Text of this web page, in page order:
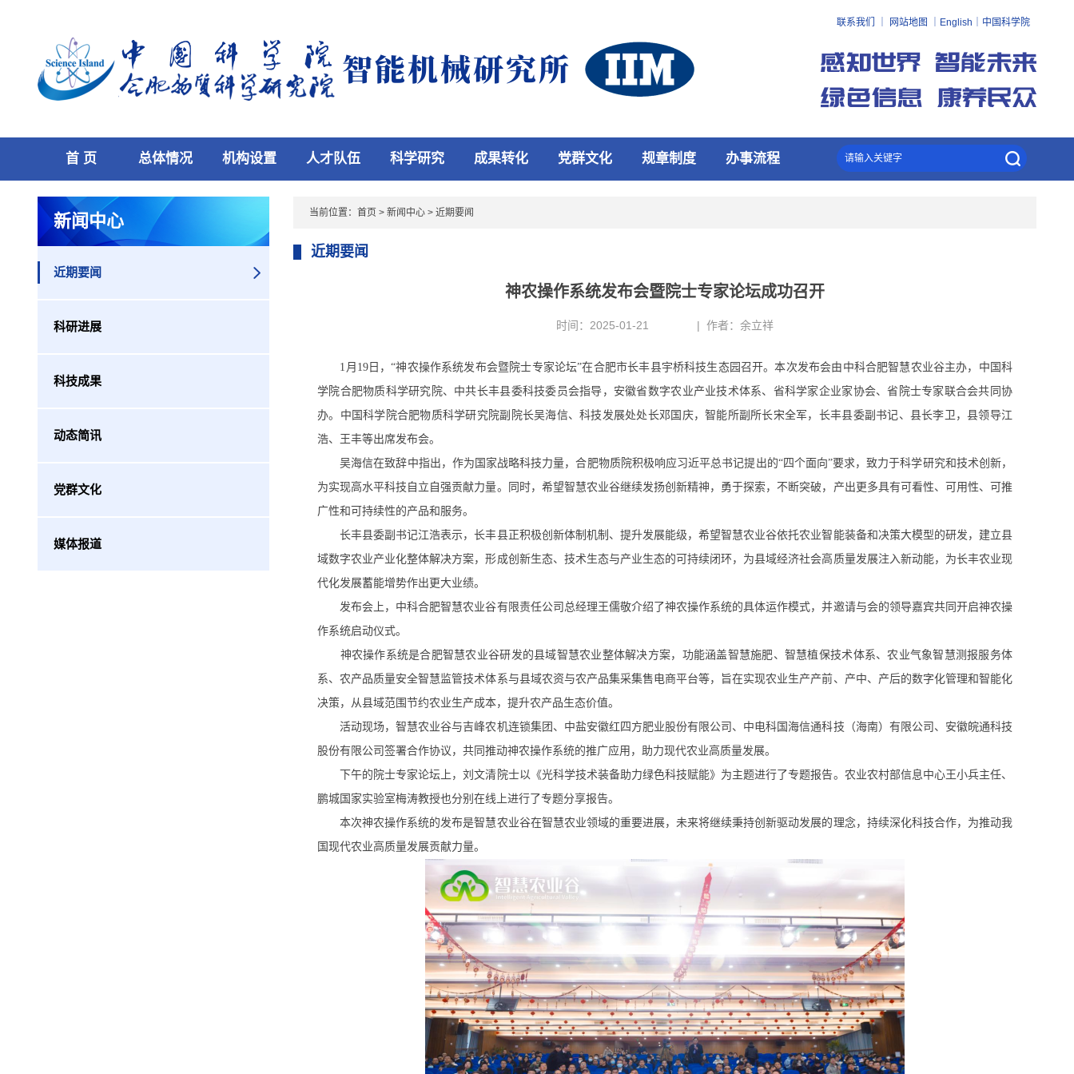
联系我们 网站地图 English 中国科学院
首 页 总体情况 机构设置 人才队伍 科学研究 成果转化 党群文化 规章制度 办事流程
新闻中心
近期要闻
科研进展
科技成果
动态简讯
党群文化
媒体报道
当前位置： 首页 > 新闻中心 > 近期要闻
近期要闻
神农操作系统发布会暨院士专家论坛成功召开
时间：2025-01-21 | 作者： 余立祥
1月19日，“神农操作系统发布会暨院士专家论坛”在合肥市长丰县宇桥科技生态园召开。本次发布会由中科合肥智慧农业谷主办，中国科
学院合肥物质科学研究院、中共长丰县委科技委员会指导，安徽省数字农业产业技术体系、省科学家企业家协会、省院士专家联合会共同协
办。中国科学院合肥物质科学研究院副院长吴海信、科技发展处处长邓国庆，智能所副所长宋全军，长丰县委副书记、县长李卫，县领导江
浩、王丰等出席发布会。
吴海信在致辞中指出，作为国家战略科技力量，合肥物质院积极响应习近平总书记提出的“四个面向”要求，致力于科学研究和技术创新，
为实现高水平科技自立自强贡献力量。同时，希望智慧农业谷继续发扬创新精神，勇于探索，不断突破，产出更多具有可看性、可用性、可推
广性和可持续性的产品和服务。
长丰县委副书记江浩表示，长丰县正积极创新体制机制、提升发展能级，希望智慧农业谷依托农业智能装备和决策大模型的研发，建立县
域数字农业产业化整体解决方案，形成创新生态、技术生态与产业生态的可持续闭环，为县域经济社会高质量发展注入新动能，为长丰农业现
代化发展蓄能增势作出更大业绩。
发布会上，中科合肥智慧农业谷有限责任公司总经理王儒敬介绍了神农操作系统的具体运作模式，并邀请与会的领导嘉宾共同开启神农操
作系统启动仪式。
神农操作系统是合肥智慧农业谷研发的县域智慧农业整体解决方案，功能涵盖智慧施肥、智慧植保技术体系、农业气象智慧测报服务体
系、农产品质量安全智慧监管技术体系与县域农资与农产品集采集售电商平台等，旨在实现农业生产产前、产中、产后的数字化管理和智能化
决策，从县域范围节约农业生产成本，提升农产品生态价值。
活动现场，智慧农业谷与吉峰农机连锁集团、中盐安徽红四方肥业股份有限公司、中电科国海信通科技（海南）有限公司、安徽皖通科技
股份有限公司签署合作协议，共同推动神农操作系统的推广应用，助力现代农业高质量发展。
下午的院士专家论坛上，刘文清院士以《光科学技术装备助力绿色科技赋能》为主题进行了专题报告。农业农村部信息中心王小兵主任、
鹏城国家实验室梅涛教授也分别在线上进行了专题分享报告。
本次神农操作系统的发布是智慧农业谷在智慧农业领域的重要进展，未来将继续秉持创新驱动发展的理念，持续深化科技合作，为推动我
国现代农业高质量发展贡献力量。